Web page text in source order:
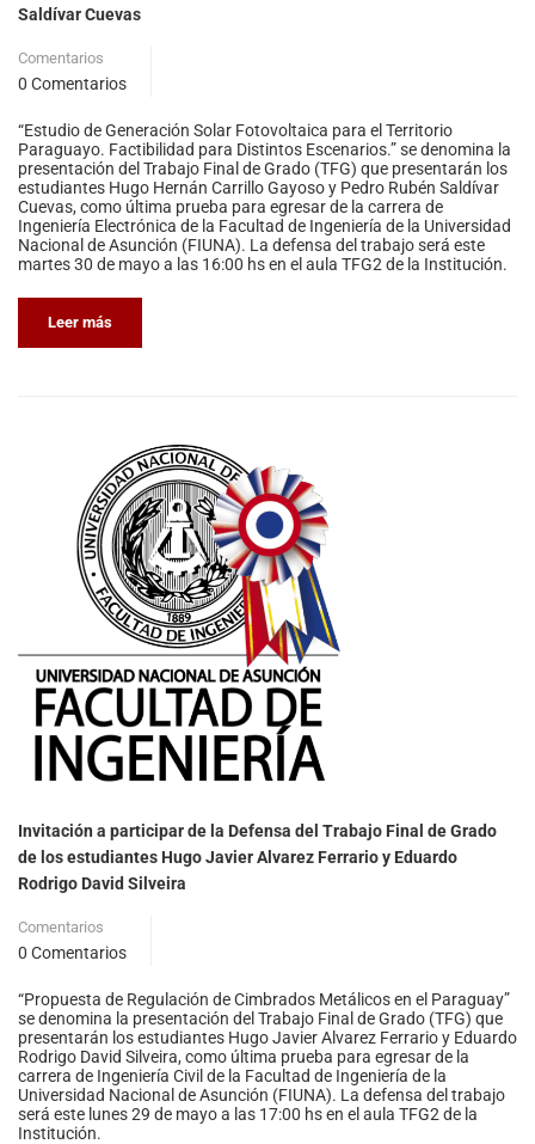
Saldívar Cuevas
Comentarios
0 Comentarios
“Estudio de Generación Solar Fotovoltaica para el Territorio
Paraguayo. Factibilidad para Distintos Escenarios.” se denomina la
presentación del Trabajo Final de Grado (TFG) que presentarán los
estudiantes Hugo Hernán Carrillo Gayoso y Pedro Rubén Saldívar
Cuevas, como última prueba para egresar de la carrera de
Ingeniería Electrónica de la Facultad de Ingeniería de la Universidad
Nacional de Asunción (FIUNA). La defensa del trabajo será este
martes 30 de mayo a las 16:00 hs en el aula TFG2 de la Institución.
Leer más
Invitación a participar de la Defensa del Trabajo Final de Grado
de los estudiantes Hugo Javier Alvarez Ferrario y Eduardo
Rodrigo David Silveira
Comentarios
0 Comentarios
“Propuesta de Regulación de Cimbrados Metálicos en el Paraguay”
se denomina la presentación del Trabajo Final de Grado (TFG) que
presentarán los estudiantes Hugo Javier Alvarez Ferrario y Eduardo
Rodrigo David Silveira, como última prueba para egresar de la
carrera de Ingeniería Civil de la Facultad de Ingeniería de la
Universidad Nacional de Asunción (FIUNA). La defensa del trabajo
será este lunes 29 de mayo a las 17:00 hs en el aula TFG2 de la
Institución.